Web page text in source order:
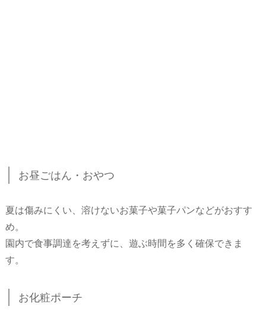
お昼ごはん・おやつ
夏は傷みにくい、溶けないお菓子や菓子パンなどがおすす
め。
園内で食事調達を考えずに、遊ぶ時間を多く確保できま
す。
お化粧ポーチ